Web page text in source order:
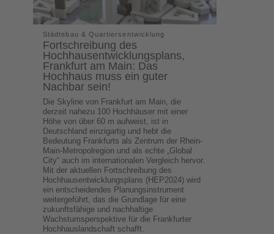
Städtebau & Quartiersentwicklung
Fortschreibung des
Hochhausentwicklungsplans,
Frankfurt am Main: Das
Hochhaus muss ein guter
Nachbar sein!
Die Skyline von Frankfurt am Main, die
derzeit nahezu 100 Hochhäuser mit einer
Höhe von über 60 m aufweist, ist in
Deutschland einzigartig und hebt die
Bedeutung Frankfurts als Zentrum der Rhein-
Main-Metropolregion und als echte „Global
City“ auch im internationalen Vergleich hervor.
Mit der aktuellen Fortschreibung des
Hochhausentwicklungsplans (HEP2024) wird
ein entscheidendes Planungsinstrument
weitergeführt, das die Grundlage für eine
zukunftsfähige und nachhaltige
Wachstumsperspektive für die Frankfurter
Hochhauslandschaft schafft.